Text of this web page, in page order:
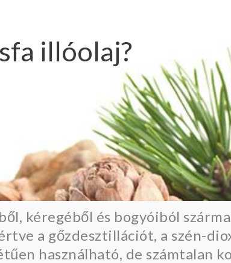
illóolaj?
kéregéből és bogyóiból
a gőzdesztillációt, a szén-
használható, de számtalan